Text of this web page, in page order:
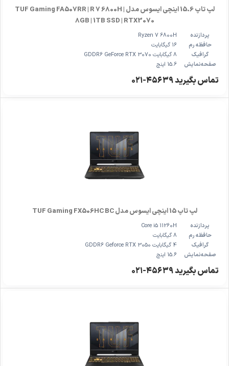
لپ تاپ 15.6 اینچی ایسوس مدل TUF Gaming FA507RR | R 7 6800H |
8GB | 1TB SSD | RTX3070
پردازنده
Ryzen 7 6800H
حافظه رم
16 گیگابایت
گرافیک
8 گیگابایت GDDR6 GeForce RTX 3070
صفحه‌نمایش
15.6 اینچ
تماس بگیرید ۴۵۶۳۹-۰۲۱
لپ تاپ 15 اینچی ایسوس مدل TUF Gaming FX506HC BC
پردازنده
Core i5 11260H
حافظه رم
8 گیگابایت
گرافیک
4 گیگابایت GDDR6 Geforce RTX 3050
صفحه‌نمایش
15.6 اینچ
تماس بگیرید ۴۵۶۳۹-۰۲۱